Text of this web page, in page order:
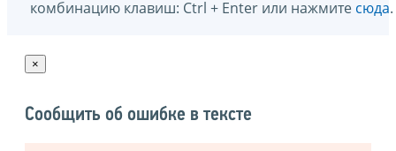
комбинацию клавиш: Ctrl + Enter или нажмите сюда.
×
Сообщить об ошибке в тексте